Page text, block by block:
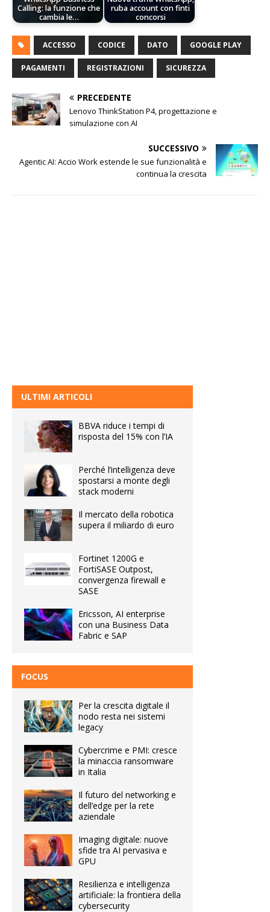
Calling: la funzione che
cambia le…
ruba account con finti
concorsi
ACCESSO CODICE DATO GOOGLE PLAY
PAGAMENTI REGISTRAZIONI SICUREZZA
PRECEDENTE
Lenovo ThinkStation P4, progettazione e
simulazione con AI
SUCCESSIVO
Agentic AI: Accio Work estende le sue funzionalità e
continua la crescita
ULTIMI ARTICOLI
BBVA riduce i tempi di
risposta del 15% con l’IA
Perché l’intelligenza deve
spostarsi a monte degli
stack moderni
Il mercato della robotica
supera il miliardo di euro
Fortinet 1200G e
FortiSASE Outpost,
convergenza firewall e
SASE
Ericsson, AI enterprise
con una Business Data
Fabric e SAP
FOCUS
Per la crescita digitale il
nodo resta nei sistemi
legacy
Cybercrime e PMI: cresce
la minaccia ransomware
in Italia
Il futuro del networking e
dell’edge per la rete
aziendale
Imaging digitale: nuove
sfide tra AI pervasiva e
GPU
Resilienza e intelligenza
artificiale: la frontiera della
cybersecurity